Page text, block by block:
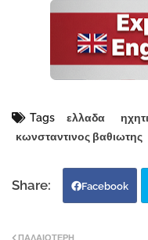
Tags ελλαδα
κωνσταντινος βαθιωτης
Facebook